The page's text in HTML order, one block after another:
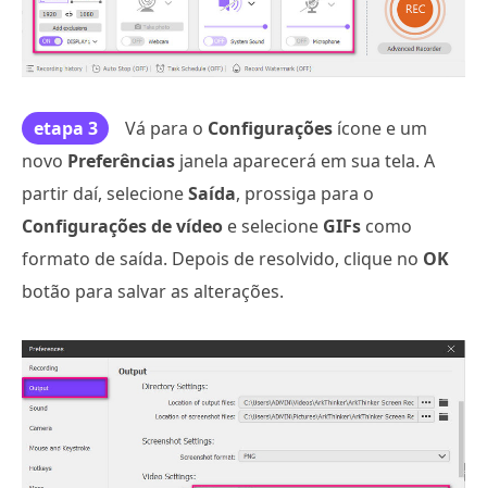
etapa 3 Vá para o Configurações ícone e um
novo Preferências janela aparecerá em sua tela. A
partir daí, selecioneSaída, prossiga para o
Configurações de vídeo e selecione GIFs como
formato de saída. Depois de resolvido, clique no OK
botão para salvar as alterações.